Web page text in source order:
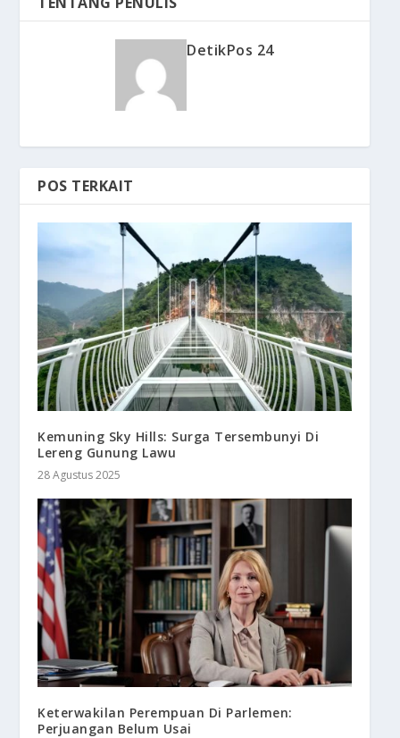
DetikPos 24
POS TERKAIT
Kemuning Sky Hills: Surga Tersembunyi Di
Lereng Gunung Lawu
28 Agustus 2025
Keterwakilan Perempuan Di Parlemen:
Perjuangan Belum Usai